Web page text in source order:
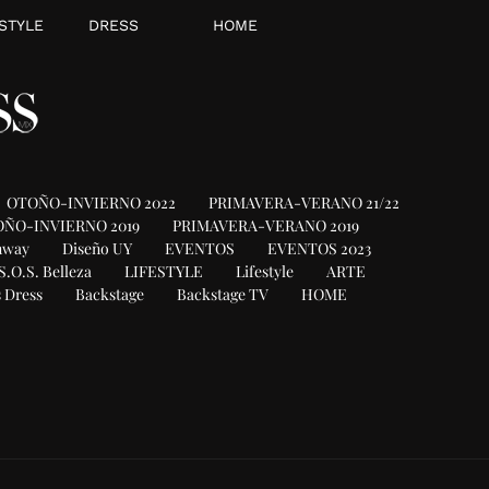
DRESS HOME
OTOÑO-INVIERNO 2022
PRIMAVERA-VERANO 21/22
INVIERNO 2019
PRIMAVERA-VERANO 2019
Diseño UY EVENTOS
EVENTOS 2023
Belleza
LIFESTYLE Lifestyle
ARTE
Backstage Backstage TV HOME